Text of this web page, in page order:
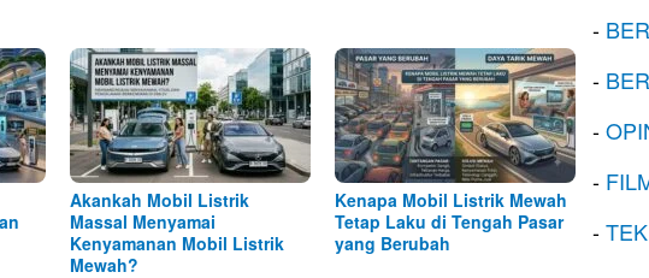
Akankah Mobil Listrik
Massal Menyamai
Kenyamanan Mobil Listrik
Mewah?
Kenapa Mobil Listrik Mewah
Tetap Laku di Tengah Pasar
yang Berubah
-
-
-
-
-